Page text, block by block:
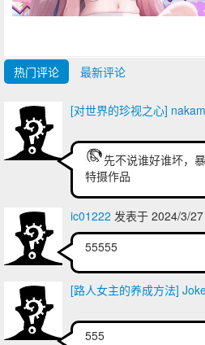
热门评论 最新评论
[对世界的珍视之心]
先不说谁好谁坏，
特摄作品
ic01222 发表于 2024/3/
55555
[路人女主的养成方法]
555